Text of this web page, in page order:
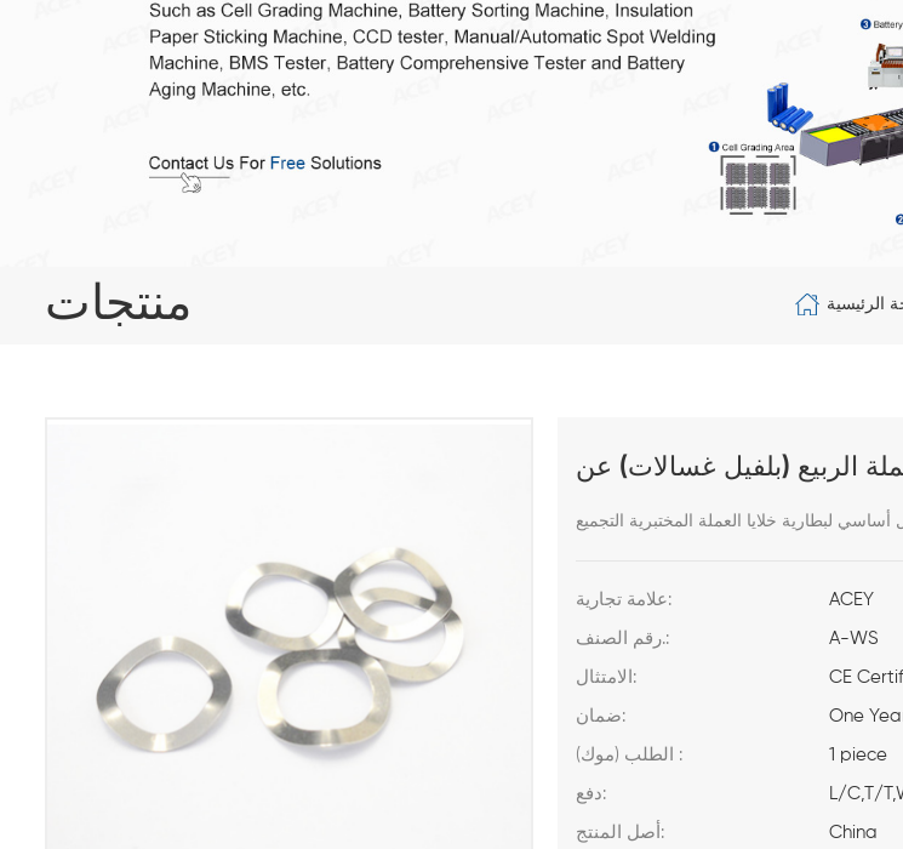
منتجات الرئيسية
لبطارية خلايا العملة المختبرية التجميع
علامة تجارية: ACEY
رقم الصنف.: A-WS
الامتثال: CE
ضمان: One
الطلب (موك) : 1 piece
دفع: L/C,T/
أصل المنتج: China